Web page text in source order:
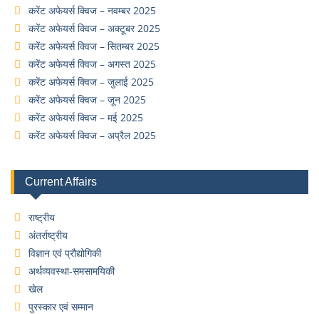
करेंट अफेयर्स क्विज – नवम्बर 2025
करेंट अफेयर्स क्विज – अक्टूबर 2025
करेंट अफेयर्स क्विज – सितम्बर 2025
करेंट अफेयर्स क्विज – अगस्त 2025
करेंट अफेयर्स क्विज – जुलाई 2025
करेंट अफेयर्स क्विज – जून 2025
करेंट अफेयर्स क्विज – मई 2025
करेंट अफेयर्स क्विज – अप्रैल 2025
Current Affairs
राष्ट्रीय
अंतर्राष्ट्रीय
विज्ञान एवं प्रौद्योगिकी
अर्थव्यवस्था-समसामयिकी
खेल
पुरस्कार एवं सम्मान